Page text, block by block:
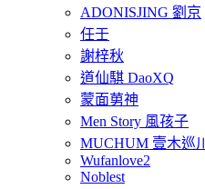
ADONISJING 劉京
任壬
謝梓秋
道仙騏 DaoXQ
蒙面莮神
Men Story 風孩子
MUCHUM 壹木巡川
Wufanlove2
Noblest